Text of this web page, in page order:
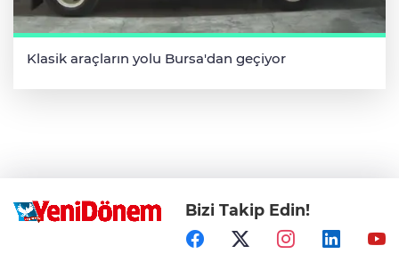
Klasik araçların yolu Bursa'dan geçiyor
Bizi Takip Edin!